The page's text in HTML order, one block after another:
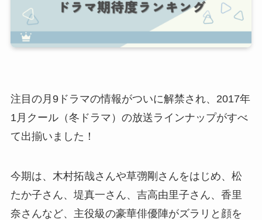
注目の月9ドラマの情報がついに解禁され、2017年
1月クール（冬ドラマ）の放送ラインナップがすべ
て出揃いました！
今期は、木村拓哉さんや草彅剛さんをはじめ、松
たか子さん、堤真一さん、吉高由里子さん、香里
奈さんなど、主役級の豪華俳優陣がズラリと顔を